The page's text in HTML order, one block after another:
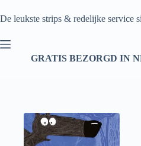
naar
De leukste strips & redelijke service
GRATIS BEZORGD IN